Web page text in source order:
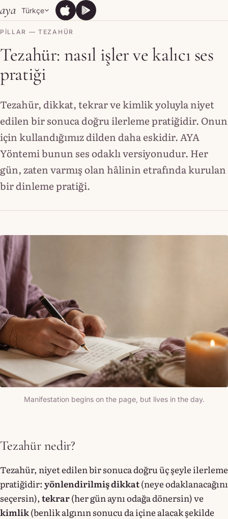
Skip to content
aya Türkçe App Store
App StoreGoogle Play
Google Play
PILLAR — TEZAHÜR
Tezahür: nasıl işler ve kalıcı ses
pratiği
Tezahür, dikkat, tekrar ve kimlik yoluyla niyet
edilen bir sonuca doğru ilerleme pratiğidir. Onun
için kullandığımız dilden daha eskidir. AYA
Yöntemi bunun ses odaklı versiyonudur. Her
gün, zaten varmış olan hâlinin etrafında kurulan
bir dinleme pratiği.
Manifestation begins on the page, but lives in the day.
Tezahür nedir?
Tezahür, niyet edilen bir sonuca doğru üç şeyle ilerleme
pratiğidir: yönlendirilmiş dikkat(neye odaklanacağını
seçersin), tekrar(her gün aynı odağa dönersin) ve
kimlik(benlik algının sonucu da içine alacak şekilde